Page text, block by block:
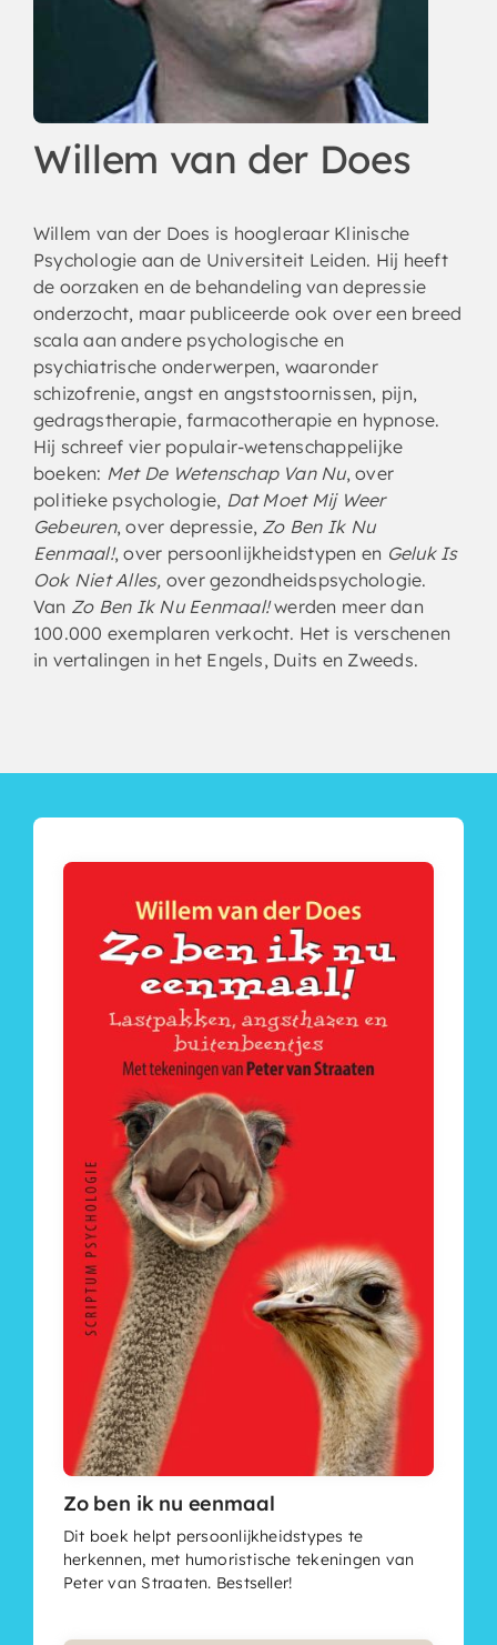
Willem van der Does
Willem van der Does is hoogleraar Klinische
Psychologie aan de Universiteit Leiden. Hij heeft
de oorzaken en de behandeling van depressie
onderzocht, maar publiceerde ook over een breed
scala aan andere psychologische en
psychiatrische onderwerpen, waaronder
schizofrenie, angst en angststoornissen, pijn,
gedragstherapie, farmacotherapie en hypnose.
Hij schreef vier populair-wetenschappelijke
boeken: Met De Wetenschap Van Nu, over
politieke psychologie, Dat Moet Mij Weer
Gebeuren, over depressie, Zo Ben Ik Nu
Eenmaal!, over persoonlijkheidstypen en Geluk Is
Ook Niet Alles, over gezondheidspsychologie.
Van Zo Ben Ik Nu Eenmaal!werden meer dan
100.000 exemplaren verkocht. Het is verschenen
in vertalingen in het Engels, Duits en Zweeds.
Zo ben ik nu eenmaal
Dit boek helpt persoonlijkheidstypes te
herkennen, met humoristische tekeningen van
Peter van Straaten. Bestseller!